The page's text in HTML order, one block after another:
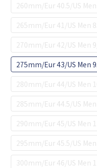
260mm/Eur 40.5/US
265mm/Eur 41/US Men
270mm/Eur 42/US Men
275mm/Eur 43/US Men
280mm/Eur 44/US Men
285mm/Eur 44.5/US
290mm/Eur 45/US Men
295mm/Eur 45.5/US
300mm/Eur 46/US Men